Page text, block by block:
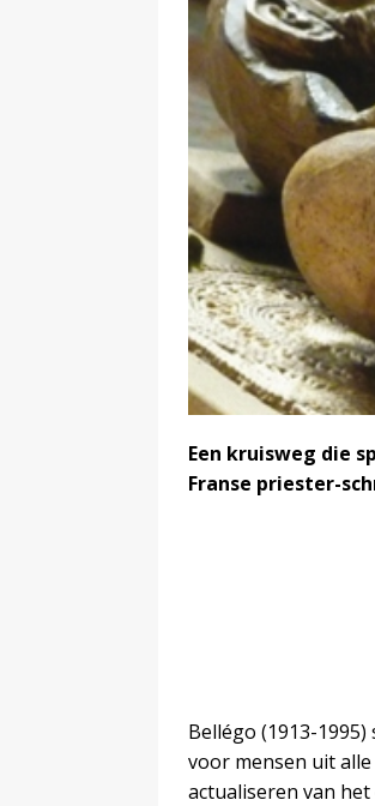
Een kruisweg die
Franse priester-
Bellégo (1913-
voor mensen uit
actualiseren van